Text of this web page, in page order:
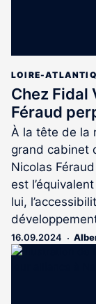
LOIRE-
Chez Fidal
Féraud
À la tête de la
grand cabinet
Nicolas
est
lui,
16.09.2024